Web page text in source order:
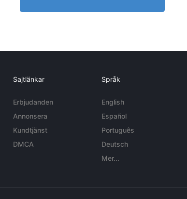
Sajtlänkar
Erbjudanden
Annonsera
Kundtjänst
DMCA
Språk
English
Español
Português
Deutsch
Mer...